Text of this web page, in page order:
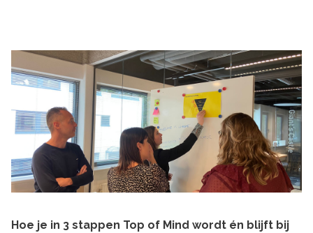
Hoe je in 3 stappen Top of Mind wordt én blijft bij